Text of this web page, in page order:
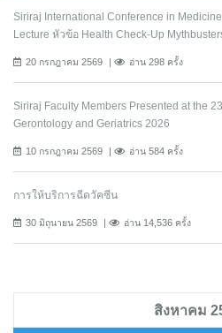
Siriraj International Conference in
Lecture หัวข้อ Health Check-Up
20 กรกฎาคม 2569 อ่าน 298 ครั้ง
Siriraj Faculty Members Presented at the
Gerontology and Geriatrics 2026
10 กรกฎาคม 2569 อ่าน 584 ครั้ง
การให้บริการฉีดวัคซีน
30 มิถุนายน 2569 อ่าน 14,536 ครั้ง
สิงหาคม